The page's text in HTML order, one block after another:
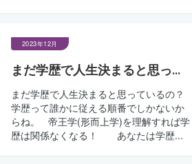
2023年12月
まだ学歴で人生決まると思っ...
まだ学歴で人生決まると思っているの？
学歴って誰かに従える順番でしかないか
らね。 帝王学(形而上学)を理解すれば学
歴は関係なくなる！ あなたは学歴...